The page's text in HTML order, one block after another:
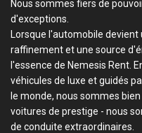
Nous sommes fiers de
d'exceptions.
Lorsque l'automobile
raffinement et une source
l'essence de Nemesis Rent.
véhicules de luxe et guidés
le monde, nous sommes
voitures de prestige - nous
de conduite extraordinaires.